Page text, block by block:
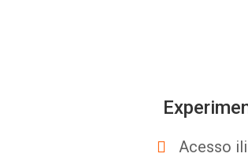
Acesso